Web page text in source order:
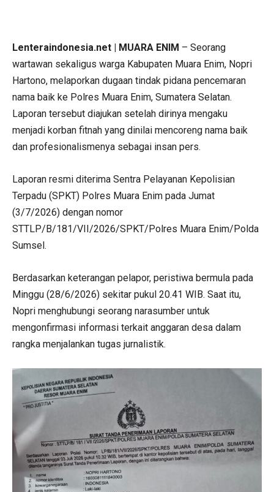
Lenteraindonesia.net | MUARA ENIM – Seorang
wartawan sekaligus warga Kabupaten Muara Enim, Nopri
Hartono, melaporkan dugaan tindak pidana pencemaran
nama baik ke Polres Muara Enim, Sumatera Selatan.
Laporan tersebut diajukan setelah dirinya mengaku
menjadi korban fitnah yang dinilai mencoreng nama baik
dan profesionalismenya sebagai insan pers.
Laporan resmi diterima Sentra Pelayanan Kepolisian
Terpadu (SPKT) Polres Muara Enim pada Jumat
(3/7/2026) dengan nomor
STTLP/B/181/VII/2026/SPKT/Polres Muara Enim/Polda
Sumsel.
Berdasarkan keterangan pelapor, peristiwa bermula pada
Minggu (28/6/2026) sekitar pukul 20.41 WIB. Saat itu,
Nopri menghubungi seorang narasumber untuk
mengonfirmasi informasi terkait anggaran desa dalam
rangka menjalankan tugas jurnalistik.